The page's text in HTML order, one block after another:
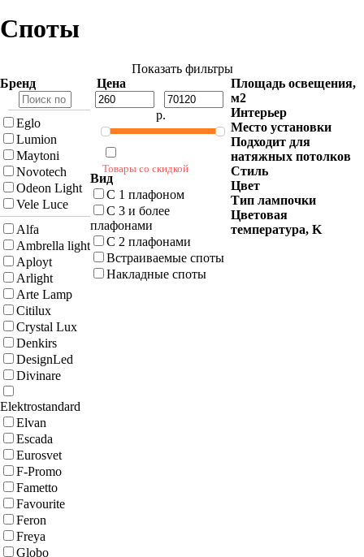
Споты
Показать фильтры
Бренд
Eglo
Lumion
Maytoni
Novotech
Odeon Light
Vele Luce
Alfa
Ambrella light
Aployt
Arlight
Arte Lamp
Citilux
Crystal Lux
Denkirs
DesignLed
Divinare
Elektrostandard
Elvan
Escada
Eurosvet
F-Promo
Fametto
Favourite
Feron
Freya
Globo
Цена
р.
Товары со скидкой
Вид
С 1 плафоном
С 3 и более
плафонами
С 2 плафонами
Встраиваемые споты
Накладные споты
Площадь освещения,
м2
Интерьер
Место установки
Подходит для
натяжных потолков
Стиль
Цвет
Тип лампочки
Цветовая
температура, K